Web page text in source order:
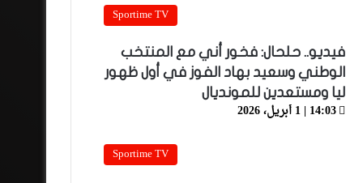
Sportime TV
فيديو.. حلحال: فخور أني مع المنتخب
الوطني وسعيد بهاد الفوز في أول ظهور
ليا ومستعدين للمونديال
14:03 | 1 أبريل، 2026
Sportime TV